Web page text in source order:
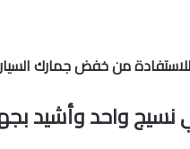
من خفض جمارك
نسيج واحد وأشيد